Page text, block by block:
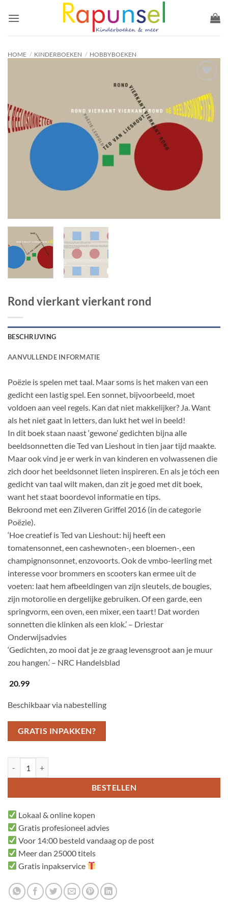
naar
HOME / KINDERBOEKEN / HOBBYBOEKEN
Rond vierkant vierkant rond
BESCHRIJVING
AANVULLENDE INFORMATIE
Poëzie is spelen met taal. Maar soms is het maken van een
gedicht een lastig spel. Een sonnet, bijvoorbeeld, moet
voldoen aan veel regels. Kan dat niet makkelijker? Ja. Want
als het niet gaat in letters, dan lukt het wel in beeld!
In dit boek staan naast ‘gewone’ gedichten bijna alle
beeldsonnetten die Ted van Lieshout in tien jaar tijd maakte.
Maar ook vind je er werk in van kinderen en volwassenen die
zich door het beeldsonnet lieten inspireren. En als je tóch een
gedicht van taal wilt maken, dan zit je goed met dit boek,
want het staat boordevol informatie en tips.
Bekroond met een Zilveren Griffel 2016 (in de categorie
Poëzie).
‘Hoe creatief is Ted van Lieshout: hij heeft een
tomatensonnet, een cashewnoten-, een bloemen-, een
champignonsonnet, enzovoorts. Ook de vmbo-leerling met
interesse voor brommers en scooters kan ermee uit de
voeten: laat hem afbeeldingen van zijn sleutels, de bougies,
zijn motorolie en dergelijke gebruiken. Of een garde, een
springvorm, een oven, een mixer, een taart! Dat worden
sonnetten die klinken als een klok.’ – Driestar
Onderwijsadvies
‘Gedichten, zo mooi dat je ze graag levensgroot aan je muur
zou hangen.’ – NRC Handelsblad
20.99
Beschikbaar via nabestelling
GRATIS INPAKKEN?
BESTELLEN
Lokaal & online kopen
Gratis profesioneel advies
Voor 14:00 besteld vandaag op de post
Meer dan 25000 titels
Gratis inpakservice